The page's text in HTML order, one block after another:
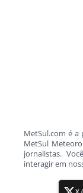
MetSul.com é
MetSul
jornalistas.
interagir em